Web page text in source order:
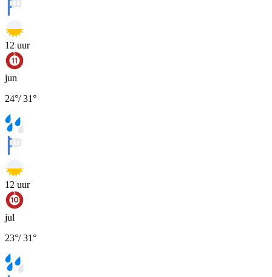
12 uur
jun
24°/31°
12 uur
jul
23°/31°